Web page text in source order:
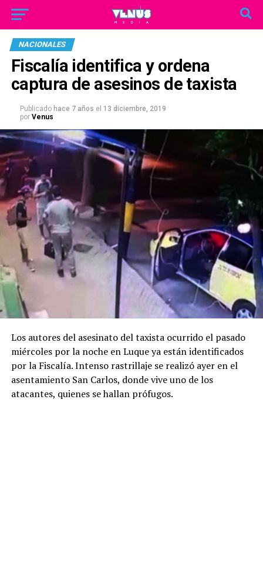
NACIONALES
Fiscalía identifica y ordena
captura de asesinos de taxista
Publicado hace 7 años el 13 diciembre, 2019
por Venus
Los autores del asesinato del taxista ocurrido el pasado
miércoles por la noche en Luque ya están identificados
por la Fiscalía. Intenso rastrillaje se realizó ayer en el
asentamiento San Carlos, donde vive uno de los
atacantes, quienes se hallan prófugos.